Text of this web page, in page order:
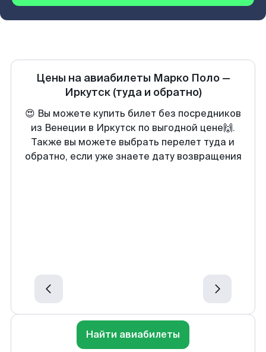
Цены на авиабилеты Марко Поло—
Иркутск (туда и обратно)
😍 Вы можете купить билет без посредников
из Венеции в Иркутск по выгодной цене🙌.
Также вы можете выбрать перелет туда и
обратно, если уже знаете дату возвращения
Найти авиабилеты